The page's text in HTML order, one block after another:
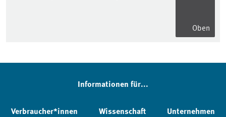
Oben
Informationen für...
Verbraucher*innen Wissenschaft Unternehmen